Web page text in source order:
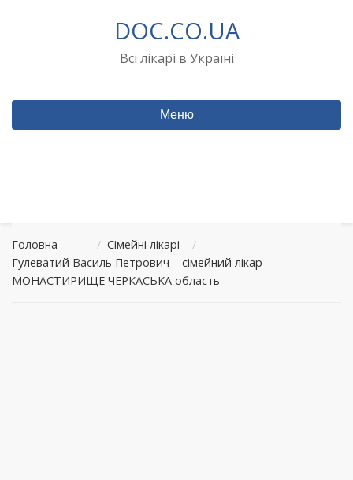
DOC.CO.UA
Всі лікарі в Україні
Меню
Головна / Сімейні лікарі
/
Гулеватий Василь Петрович – сімейний лікар
МОНАСТИРИЩЕ ЧЕРКАСЬКА область